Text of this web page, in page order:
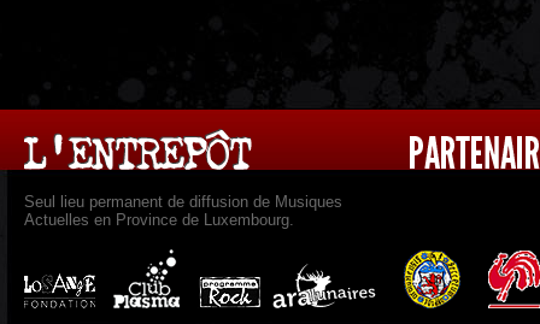
Seul lieu permanent de diffusion de Musiques
Actuelles en Province de Luxembourg.